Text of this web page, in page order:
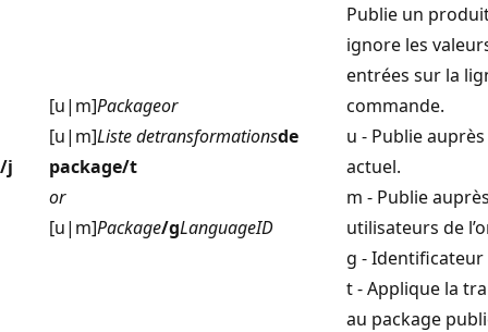
/j
[u|m]Packageor
[u|m]Liste detransformationsde
package/t
or
[u|m]Package/gLanguageID
Publie un
ignore les
entrées sur la
commande.
u - Publie
actuel.
m - Publie
utilisateurs de
g - Identificateur
t - Applique la
au package